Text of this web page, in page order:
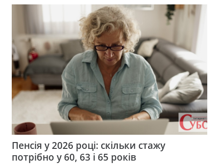
Пенсія у 2026 році: скільки стажу
потрібно у 60, 63 і 65 років